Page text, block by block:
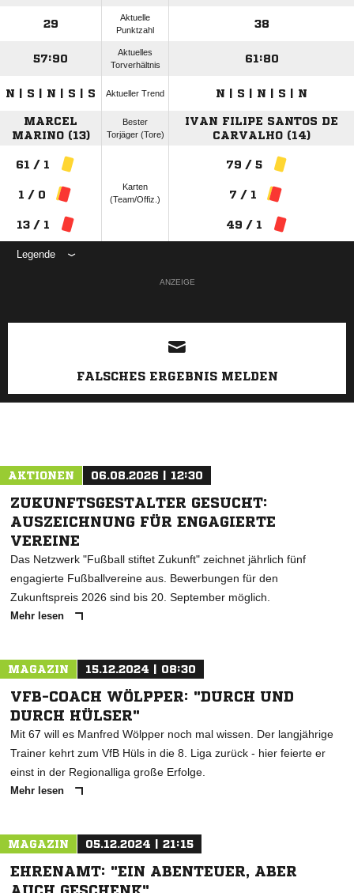
29
Aktuelle
Punktzahl
38
57:90
Aktuelles
Torverhältnis
61:80
N | S | N | S | S Aktueller Trend N | S | N | S | N
MARCEL
MARINO (13)
Bester
Torjäger (Tore)
IVAN FILIPE SANTOS DE
CARVALHO (14)
61 / 1
1 / 0
13 / 1
Karten
(Team/Offiz.)
79 / 5
7 / 1
49 / 1
Legende
ANZEIGE
FALSCHES ERGEBNIS MELDEN
AKTIONEN 06.08.2026 | 12:30
ZUKUNFTSGESTALTER GESUCHT:
AUSZEICHNUNG FÜR ENGAGIERTE
VEREINE
Das Netzwerk "Fußball stiftet Zukunft" zeichnet jährlich fünf
engagierte Fußballvereine aus. Bewerbungen für den
Zukunftspreis 2026 sind bis 20. September möglich.
Mehr lesen
MAGAZIN 15.12.2024 | 08:30
VFB-COACH WÖLPPER: "DURCH UND
DURCH HÜLSER"
Mit 67 will es Manfred Wölpper noch mal wissen. Der langjährige
Trainer kehrt zum VfB Hüls in die 8. Liga zurück - hier feierte er
einst in der Regionalliga große Erfolge.
Mehr lesen
MAGAZIN 05.12.2024 | 21:15
EHRENAMT: "EIN ABENTEUER, ABER
AUCH GESCHENK"